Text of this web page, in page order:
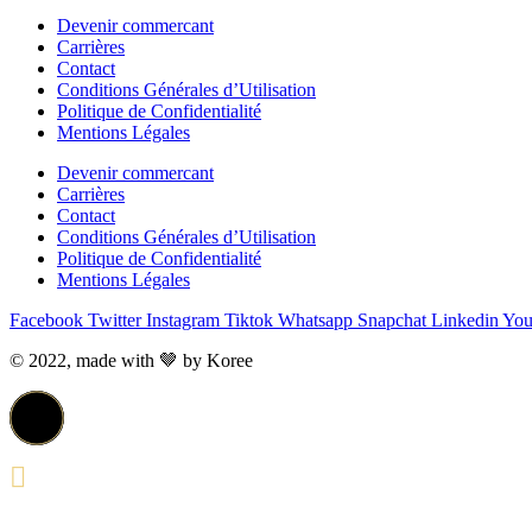
Devenir commercant
Carrières
Contact
Conditions Générales d’Utilisation
Politique de Confidentialité
Mentions Légales
Devenir commercant
Carrières
Contact
Conditions Générales d’Utilisation
Politique de Confidentialité
Mentions Légales
Facebook Twitter Instagram Tiktok Whatsapp Snapchat Linkedin
© 2022, made with 🤎 by Koree